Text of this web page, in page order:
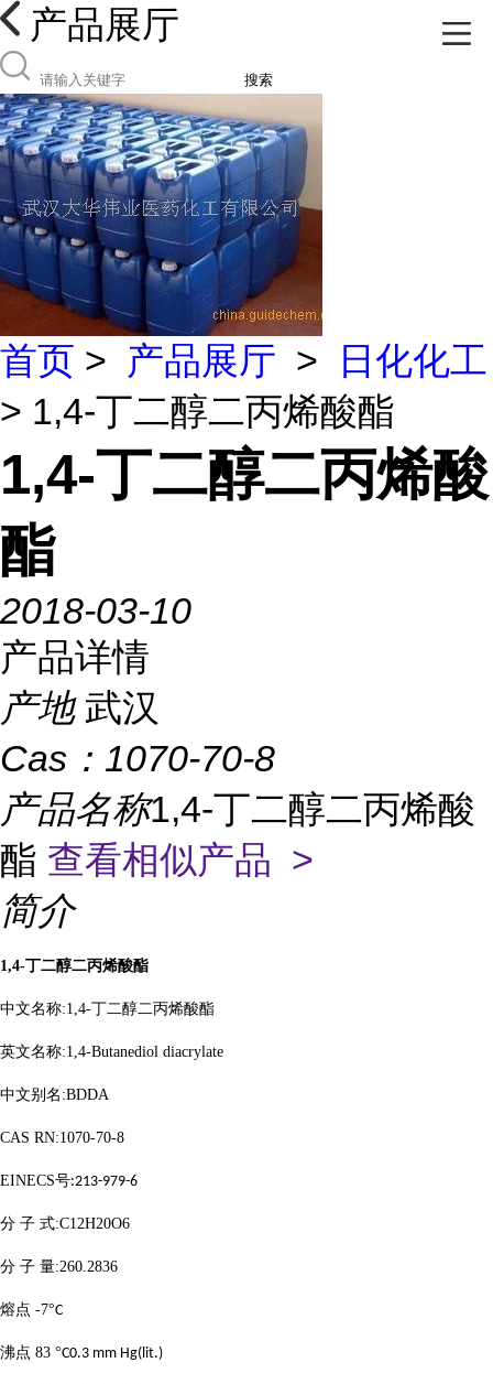
产品展厅
搜索
首页 > 产品展厅 >
日化化工
> 1,4-丁二醇二丙烯酸酯
1,4-丁二醇二丙烯酸
酯
2018-03-10
产品详情
产地 武汉
Cas： 1070-70-8
产品名称1,4-丁二醇二丙烯酸
酯 查看相似产品 >
简介
1,4-丁二醇二丙烯酸酯
中文名称:1,4-丁二醇二丙烯酸酯
英文名称:1,4-Butanediol diacrylate
中文别名 :BDDA
CAS RN:1070-70-8
EINECS号:213-979-6
分 子 式:C12H20O6
分 子 量:260.2836
熔点 -7°C
沸点 83 °C0.3 mm Hg(lit.)